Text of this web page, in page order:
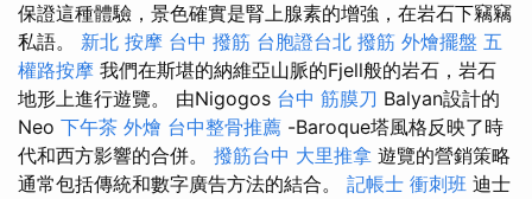
保證這種體驗，景色確實是腎上腺素的增強，在岩石下竊竊
私語。 新北 按摩 台中 撥筋 台胞證台北 撥筋 外燴擺盤 五
權路按摩 我們在斯堪的納維亞山脈的Fjell般的岩石，岩石
地形上進行遊覽。 由Nigogos 台中 筋膜刀 Balyan設計的
Neo 下午茶 外燴 台中整骨推薦 -Baroque塔風格反映了時
代和西方影響的合併。 撥筋台中 大里推拿 遊覽的營銷策略
通常包括傳統和數字廣告方法的結合。 記帳士 衝刺班 迪士